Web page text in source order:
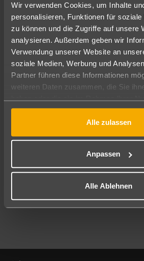
Wir verwenden Cookies, um Inhalte
personalisieren, Funktionen für soziale
zu können und die Zugriffe auf unsere
analysieren. Außerdem geben wir
Verwendung unserer Website an
soziale Medien, Werbung und
Partner führen diese Informationen
weiteren Daten zusammen, die Sie
gesammelt haben.
Alle zulassen
Anpassen
Alle Ablehnen
Ändere die Kriterien nach deinen
Pauschal
Abflughafen
Alle Abflughäfen
09.08.26–07.08.27 7-21
Mehr Filter anzeigen